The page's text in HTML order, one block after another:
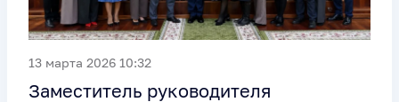
13 марта 2026 10:32
Заместитель руководителя